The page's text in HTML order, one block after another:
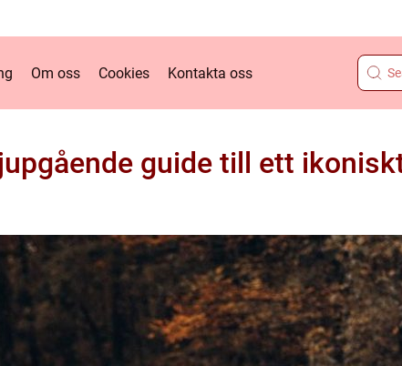
Om oss Cookies Kontakta oss
guide till ett